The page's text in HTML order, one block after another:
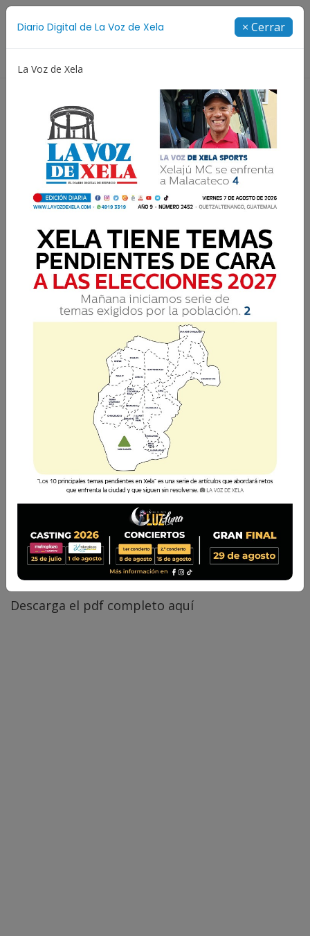
Diario Digital de La Voz de Xela × Cerrar
La Voz de Xela
Lee la edición digital del
miércoles 14 de noviembre
| #118
La Voz de Xela · Redacción 14 Noviembre 2018 20:00
Descarga el pdf completo aquí